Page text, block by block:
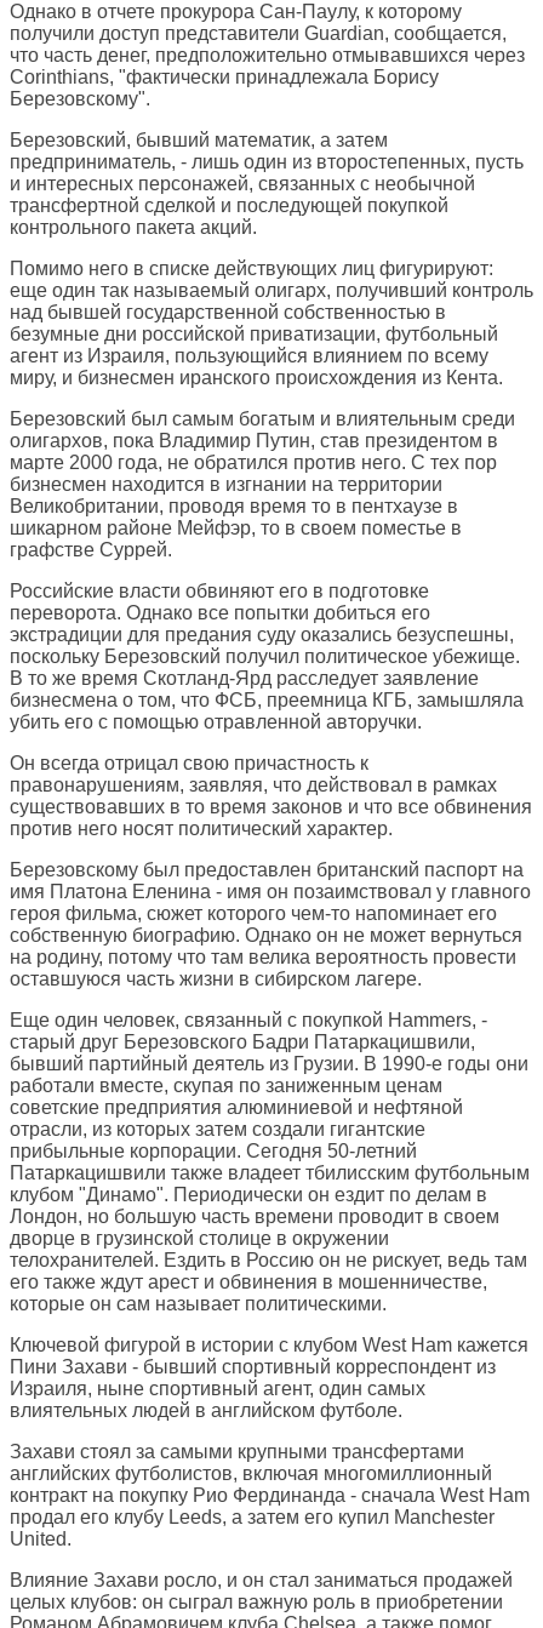
Однако в отчете прокурора Сан-Паулу, к которому
получили доступ представители Guardian, сообщается,
что часть денег, предположительно отмывавшихся через
Corinthians, "фактически принадлежала Борису
Березовскому".
Березовский, бывший математик, а затем
предприниматель, - лишь один из второстепенных, пусть
и интересных персонажей, связанных с необычной
трансфертной сделкой и последующей покупкой
контрольного пакета акций.
Помимо него в списке действующих лиц фигурируют:
еще один так называемый олигарх, получивший контроль
над бывшей государственной собственностью в
безумные дни российской приватизации, футбольный
агент из Израиля, пользующийся влиянием по всему
миру, и бизнесмен иранского происхождения из Кента.
Березовский был самым богатым и влиятельным среди
олигархов, пока Владимир Путин, став президентом в
марте 2000 года, не обратился против него. С тех пор
бизнесмен находится в изгнании на территории
Великобритании, проводя время то в пентхаузе в
шикарном районе Мейфэр, то в своем поместье в
графстве Суррей.
Российские власти обвиняют его в подготовке
переворота. Однако все попытки добиться его
экстрадиции для предания суду оказались безуспешны,
поскольку Березовский получил политическое убежище.
В то же время Скотланд-Ярд расследует заявление
бизнесмена о том, что ФСБ, преемница КГБ, замышляла
убить его с помощью отравленной авторучки.
Он всегда отрицал свою причастность к
правонарушениям, заявляя, что действовал в рамках
существовавших в то время законов и что все обвинения
против него носят политический характер.
Березовскому был предоставлен британский паспорт на
имя Платона Еленина - имя он позаимствовал у главного
героя фильма, сюжет которого чем-то напоминает его
собственную биографию. Однако он не может вернуться
на родину, потому что там велика вероятность провести
оставшуюся часть жизни в сибирском лагере.
Еще один человек, связанный с покупкой Hammers, -
старый друг Березовского Бадри Патаркацишвили,
бывший партийный деятель из Грузии. В 1990-е годы они
работали вместе, скупая по заниженным ценам
советские предприятия алюминиевой и нефтяной
отрасли, из которых затем создали гигантские
прибыльные корпорации. Сегодня 50-летний
Патаркацишвили также владеет тбилисским футбольным
клубом "Динамо". Периодически он ездит по делам в
Лондон, но большую часть времени проводит в своем
дворце в грузинской столице в окружении
телохранителей. Ездить в Россию он не рискует, ведь там
его также ждут арест и обвинения в мошенничестве,
которые он сам называет политическими.
Ключевой фигурой в истории с клубом West Ham кажется
Пини Захави - бывший спортивный корреспондент из
Израиля, ныне спортивный агент, один самых
влиятельных людей в английском футболе.
Захави стоял за самыми крупными трансфертами
английских футболистов, включая многомиллионный
контракт на покупку Рио Фердинанда - сначала West Ham
продал его клубу Leeds, а затем его купил Manchester
United.
Влияние Захави росло, и он стал заниматься продажей
целых клубов: он сыграл важную роль в приобретении